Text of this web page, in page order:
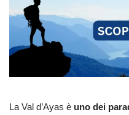
La Val d’Ayas è uno dei